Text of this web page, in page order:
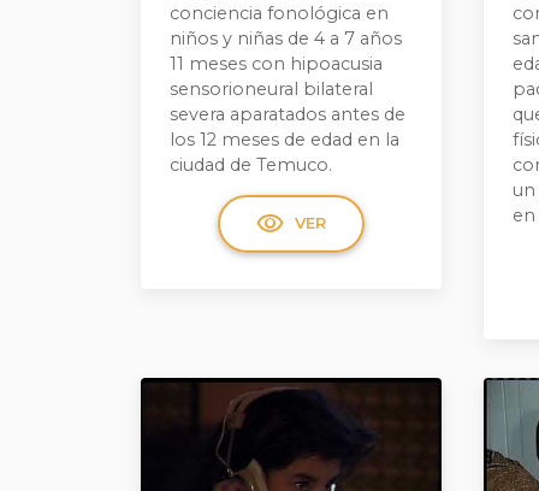
conciencia fonológica en
niños y niñas de 4 a 7 años
11 meses con hipoacusia
sensorioneural bilateral
severa aparatados antes de
los 12 meses de edad en la
ciudad de Temuco.
visibility VER
en